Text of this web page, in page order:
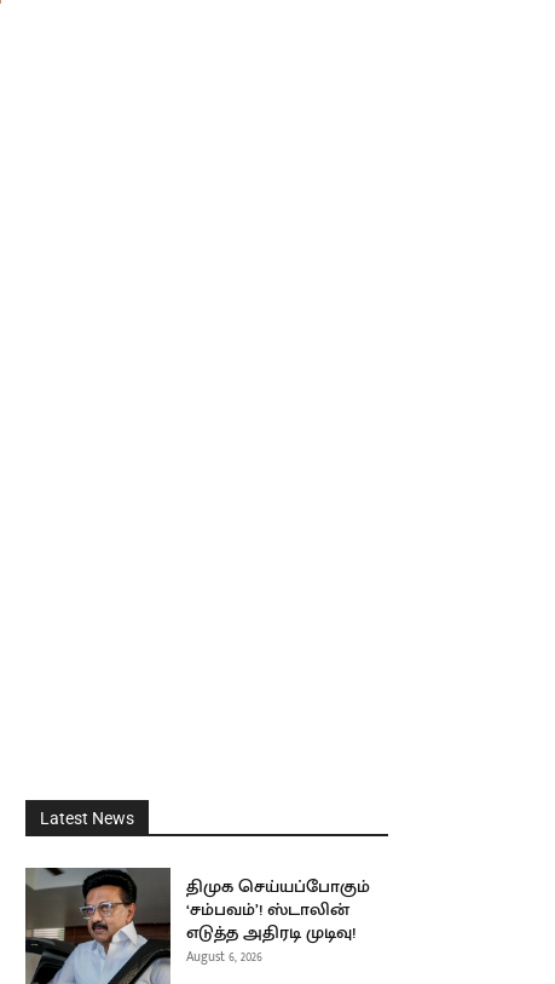
Latest News
திமுக செய்யப்போகும்
‘சம்பவம்’! ஸ்டாலின்
எடுத்த அதிரடி முடிவு!
August 6, 2026